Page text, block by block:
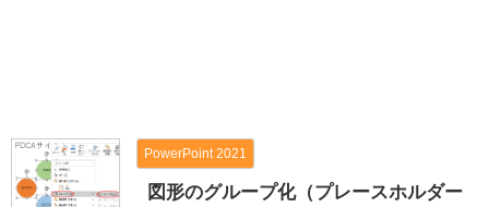
PowerPoint 2021
図形のグループ化（プレースホルダー